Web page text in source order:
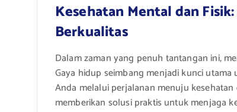
Kesehatan Mental dan
Berkualitas
Dalam zaman yang penuh tantangan ini,
Gaya hidup seimbang menjadi kunci
Anda melalui perjalanan menuju
memberikan solusi praktis untuk menjaga